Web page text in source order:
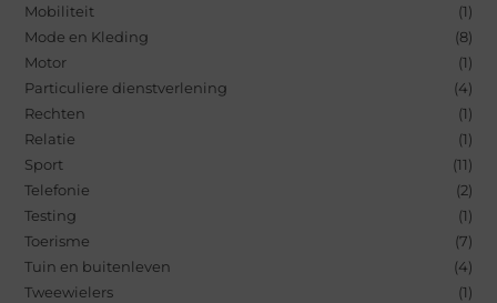
Mobiliteit
(1)
Mode en Kleding
(8)
Motor
(1)
Particuliere dienstverlening
(4)
Rechten
(1)
Relatie
(1)
Sport
(11)
Telefonie
(2)
Testing
(1)
Toerisme
(7)
Tuin en buitenleven
(4)
Tweewielers
(1)